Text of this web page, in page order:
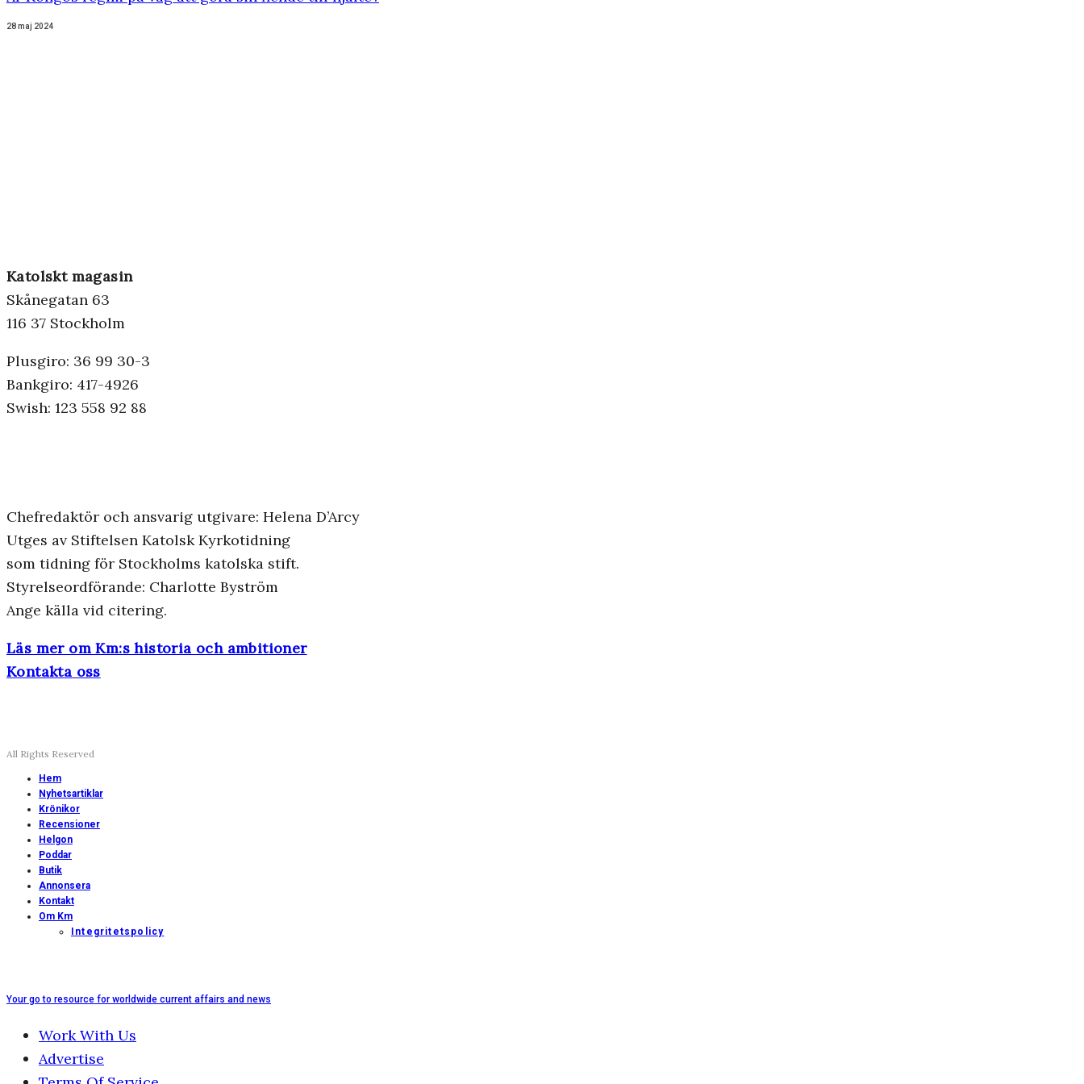
28 maj 2024
Katolskt magasin
Skånegatan 63
116 37 Stockholm
Plusgiro: 36 99 30-3
Bankgiro: 417-4926
Swish: 123 558 92 88
Chefredaktör och ansvarig utgivare: Helena D’Arcy
Utges av Stiftelsen Katolsk Kyrkotidning
som tidning för Stockholms katolska stift.
Styrelseordförande: Charlotte Byström
Ange källa vid citering.
Läs mer om Km:s historia och ambitioner
Kontakta oss
All Rights Reserved
Hem
Nyhetsartiklar
Krönikor
Recensioner
Helgon
Poddar
Butik
Annonsera
Kontakt
Om Km
Integritetspolicy
Your go to resource for worldwide current affairs and news
Work With Us
Advertise